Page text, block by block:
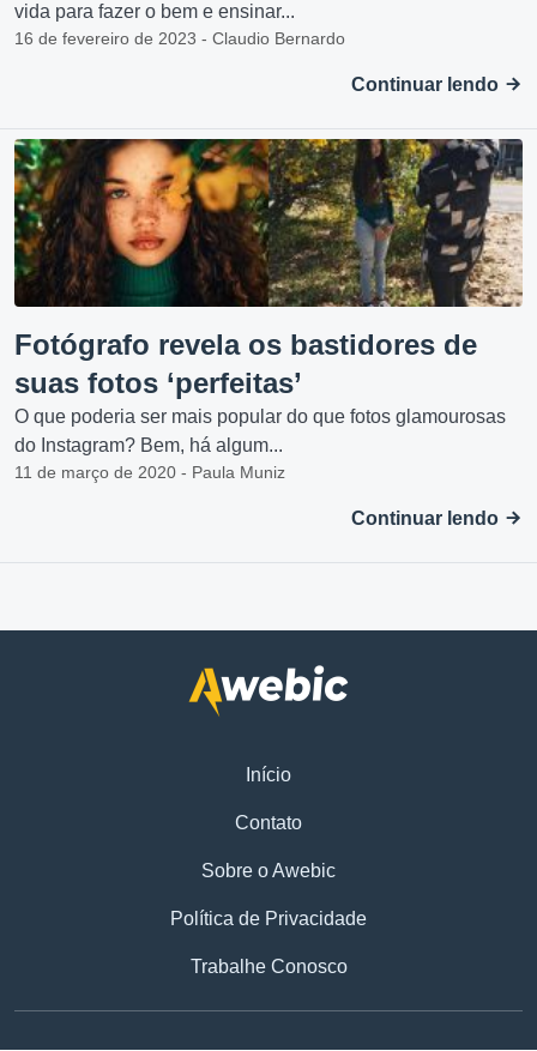
vida para fazer o bem e ensinar...
16 de fevereiro de 2023 - Claudio Bernardo
Continuar lendo
Fotógrafo revela os bastidores de
suas fotos ‘perfeitas’
O que poderia ser mais popular do que fotos glamourosas
do Instagram? Bem, há algum...
11 de março de 2020 - Paula Muniz
Continuar lendo
Início
Contato
Sobre o Awebic
Política de Privacidade
Trabalhe Conosco